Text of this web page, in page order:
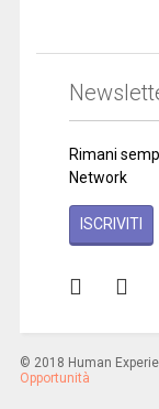
Rimani
Network
ISCRIVITI
© 2018 Human
Opportunità